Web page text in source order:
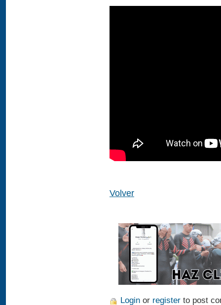
Volver
Login or register to post